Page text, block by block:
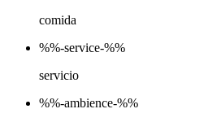
comida
%%-service-%%
servicio
%%-ambience-%%